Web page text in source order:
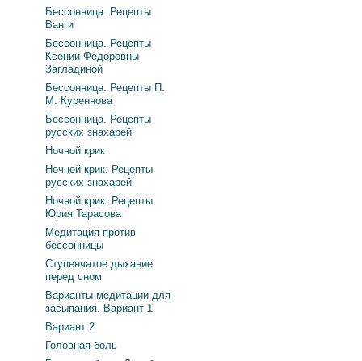
Бессонница. Рецепты
Ванги
Бессонница. Рецепты
Ксении Федоровны
Загладиной
Бессонница. Рецепты П.
М. Куреннова
Бессонница. Рецепты
русских знахарей
Ночной крик
Ночной крик. Рецепты
русских знахарей
Ночной крик. Рецепты
Юрия Тарасова
Медитация против
бессонницы
Ступенчатое дыхание
перед сном
Варианты медитации для
засыпания. Вариант 1
Вариант 2
Головная боль